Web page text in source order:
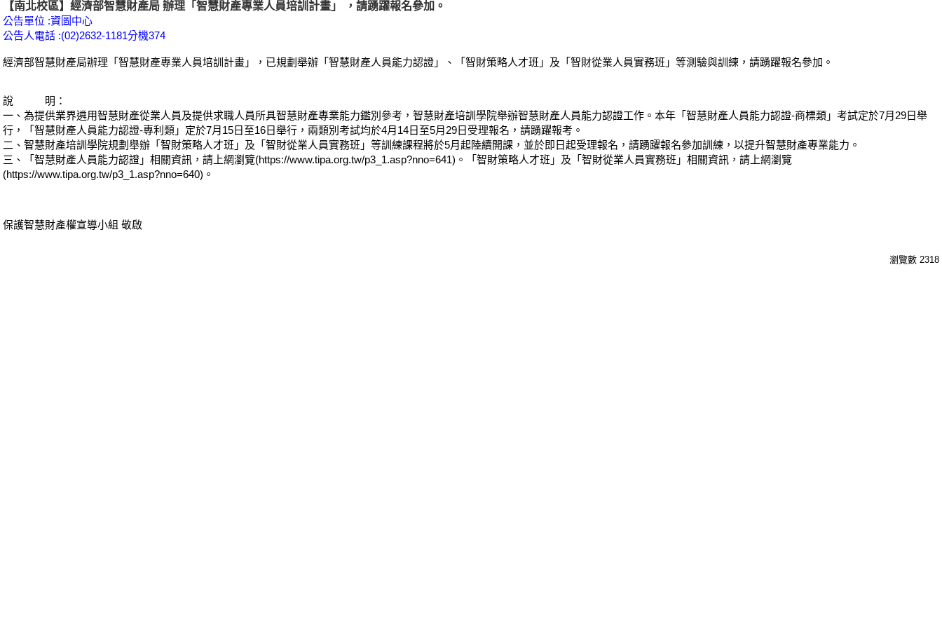
【南北校區】經濟部智慧財產局 辦理「智慧財產專業人員培訓計畫」 ，請踴躍報名參加。
公告單位 :資圖中心
公告人電話 :(02)2632-1181分機374
經濟部智慧財產局辦理「智慧財產專業人員培訓計畫」，已規劃舉辦「智慧財產人員能力認證」、「智財策略人才班」及「智財從業人員實務班」等測驗與訓練，請踴躍報名參加。
說 明：
一、為提供業界遴用智慧財產從業人員及提供求職人員所具智慧財產專業能力鑑別參考，智慧財產培訓學院舉辦智慧財產人員能力認證工作。本年「智慧財產人員能力認證-商標類」考試定於7月29日舉
行，「智慧財產人員能力認證-專利類」定於7月15日至16日舉行，兩類別考試均於4月14日至5月29日受理報名，請踴躍報考。
二、智慧財產培訓學院規劃舉辦「智財策略人才班」及「智財從業人員實務班」等訓練課程將於5月起陸續開課，並於即日起受理報名，請踴躍報名參加訓練，以提升智慧財產專業能力。
三、「智慧財產人員能力認證」相關資訊，請上網瀏覽(https://www.tipa.org.tw/p3_1.asp?nno=641)。「智財策略人才班」及「智財從業人員實務班」相關資訊，請上網瀏覽
(https://www.tipa.org.tw/p3_1.asp?nno=640)。
保護智慧財產權宣導小組 敬啟
瀏覽數 2318